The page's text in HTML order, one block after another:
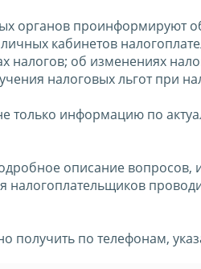
органов проинформируют
кабинетов
об изменениях
налоговых льгот при
только информацию по
описание
налогоплательщиков
по телефонам,